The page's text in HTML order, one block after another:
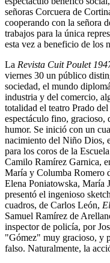
señoras Corcuera de
cooperando con la señora
trabajos para la única
esta vez a beneficio de los
La Revista Cuit Poulet
viernes 30 un público
sociedad, el mundo
industria y del comercio,
totalidad el teatro Prado
espectáculo fino, gracioso,
humor. Se inició con un
nacimiento del Niño Dios,
para los coros de la
Camilo Ramírez Garnica,
María y Columba Romero
Elena Poniatowska, María
presentó el ingenioso
cuadros, de Carlos León,
Samuel Ramírez de
inspector de policía, por
"Gómez" muy gracioso, y
falso. Naturalmente, la